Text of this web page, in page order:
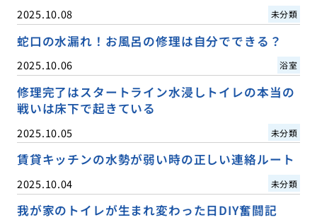
2025.10.08 未分類
蛇口の水漏れ！お風呂の修理は自分でできる？
2025.10.06 浴室
修理完了はスタートライン水浸しトイレの本当の
戦いは床下で起きている
2025.10.05 未分類
賃貸キッチンの水勢が弱い時の正しい連絡ルート
2025.10.04 未分類
我が家のトイレが生まれ変わった日DIY奮闘記